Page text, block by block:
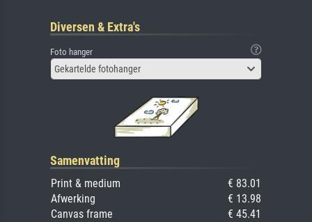
Diversen & Extra's
Foto hanger
Gekartelde fotohanger
Samenvatting
Print & medium
€ 83.01
Afwerking
€ 13.98
Canvas frame
€ 45.41